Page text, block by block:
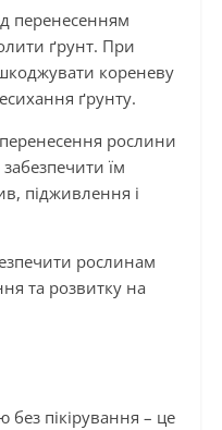
перенесенням
ґрунт. При
кореневу
ґрунту.
рослини
їм
підживлення і
рослинам
та розвитку на
пікірування – це